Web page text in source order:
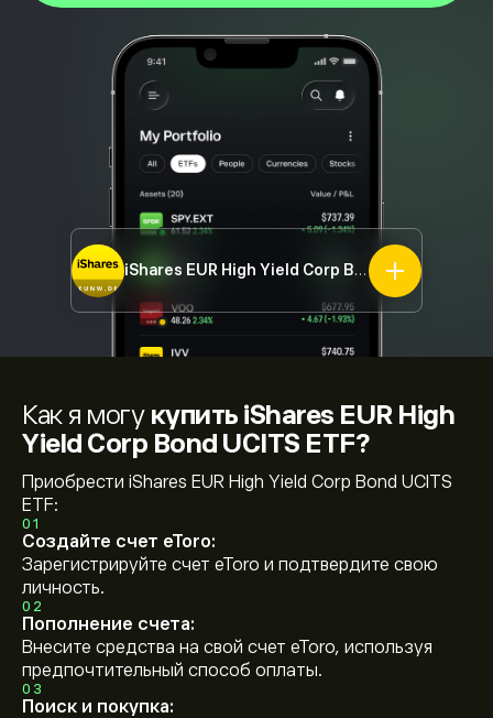
iShares EUR High Yield Corp Bond UCITS ETF
Как я могу купить iShares EUR High
Yield Corp Bond UCITS ETF?
Приобрести iShares EUR High Yield Corp Bond UCITS
ETF:
01
Создайте счет eToro:
Зарегистрируйте счет eToro и подтвердите свою
личность.
02
Пополнение счета:
Внесите средства на свой счет eToro, используя
предпочтительный способ оплаты.
03
Поиск и покупка: